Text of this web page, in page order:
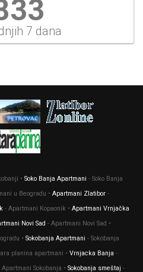
7 dana
• Soko Banja Apartmani - Soko Banja
u Beogradu • Apartmani Zlatibor -
- Apartmani Kopaonik • Apartmani Vrnjačka
Novi Sad - Apartmani Novi Sad •
• Sokobanja Apartmani - Sokobanja
planina apartmani • Vrnjacka Banja -
Apartmani Sokobanja • Sokobanja smeštaj -